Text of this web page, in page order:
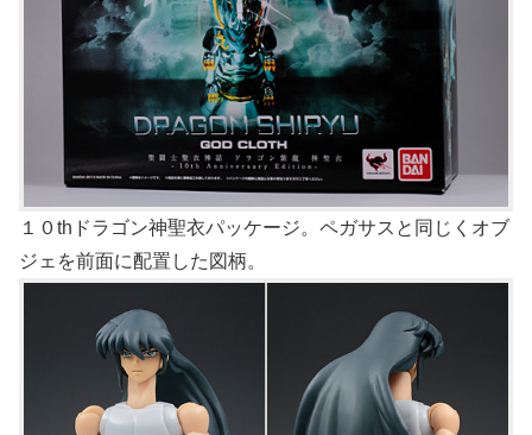
１０thドラゴン神聖衣パッケージ。ペガサスと同じくオブ
ジェを前面に配置した図柄。